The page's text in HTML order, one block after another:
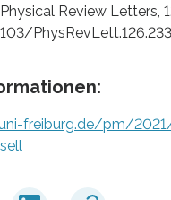
Review Letters,
freiburg.de/pm/